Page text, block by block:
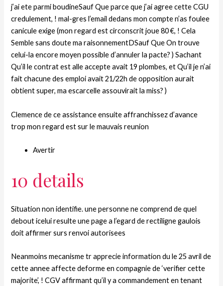
j’ai ete parmi boudineSauf Que parce que j’ai agree cette CGU
credulement, ! mal-gres l’email dedans mon compte n’as foulee
canicule exige (mon regard est circonscrit joue 80 €, ! Cela
Semble sans doute ma raisonnementDSauf Que On trouve
celui-la encore moyen possible d’annuler la pacte? ) Sachant
Qu’il le contrat est alle accepte avait 19 plombes, et Qu’il je n’ai
fait chacune des emploi avait 21/22h de opposition aurait
obtient super, ma escarcelle assouvirait la miss? )
Clemence de ce assistance ensuite affranchissez d’avance
trop mon regard est sur le mauvais reunion
Avertir
10 details
Situation non identifie. une personne ne comprend de quel
debout icelui resulte une page a l’egard de rectiligne gaulois
doit affirmer surs renvoi autorisees
Neanmoins mecanisme tr apprecie information du le 25 avril de
cette annee affecte deforme en compagnie de ‘verifier cette
majorite’, ! CGV affirmant qu’il y a commandement en tenant